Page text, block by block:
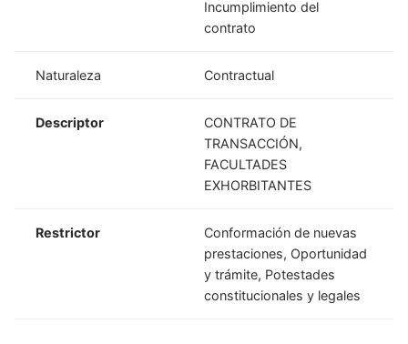
Incumplimiento del
contrato
Naturaleza Contractual
Descriptor
CONTRATO DE
TRANSACCIÓN,
FACULTADES
EXHORBITANTES
Restrictor
Conformación de nuevas
prestaciones, Oportunidad
y trámite, Potestades
constitucionales y legales